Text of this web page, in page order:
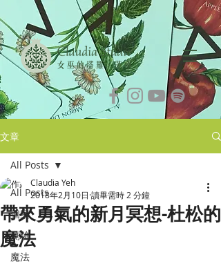
文章
All Posts
個案
測驗
魔法
All Posts
帶來勇氣的新月冥想-杜松的
魔法
Claudia Yeh
2018年2月10日 讀畢需時 2 分鐘